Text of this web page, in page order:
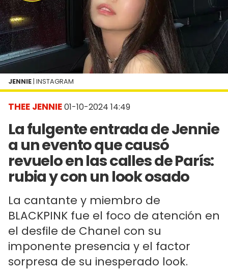
THEE JENNIE01-10-2024 14:49
La fulgente entrada de Jennie
a un evento que causó
revuelo en las calles de París:
rubia y con un look osado
La cantante y miembro de
BLACKPINK fue el foco de atención en
el desfile de Chanel con su
imponente presencia y el factor
sorpresa de su inesperado look.
JENNIE | INSTAGRAM